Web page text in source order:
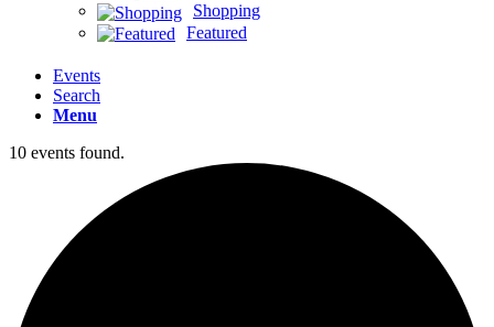
Shopping
Featured
Events
Search
Menu
10 events found.